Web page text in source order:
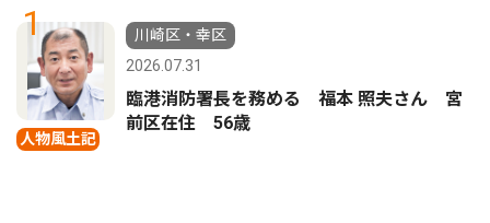
1
人物風土記
川崎区・幸区
2026.07.31
臨港消防署長を務める 福本 照夫さん 宮
前区在住 56歳